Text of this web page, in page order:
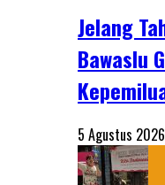
Jelang
Bawaslu
5 Agustus 2026